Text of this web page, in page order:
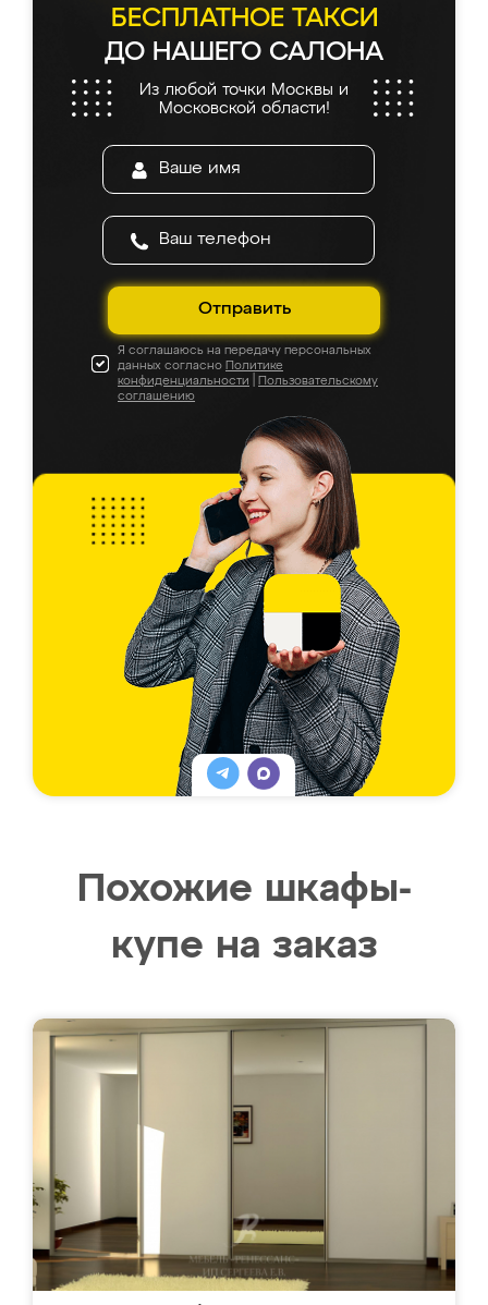
БЕСПЛАТНОЕ ТАКСИ
ДО НАШЕГО САЛОНА
Из любой точки Москвы и
Московской области!
Отправить
Я соглашаюсь на передачу персональных
данных согласно Политике
конфиденциальности
Пользовательскому
соглашению
Похожие шкафы-
купе на заказ